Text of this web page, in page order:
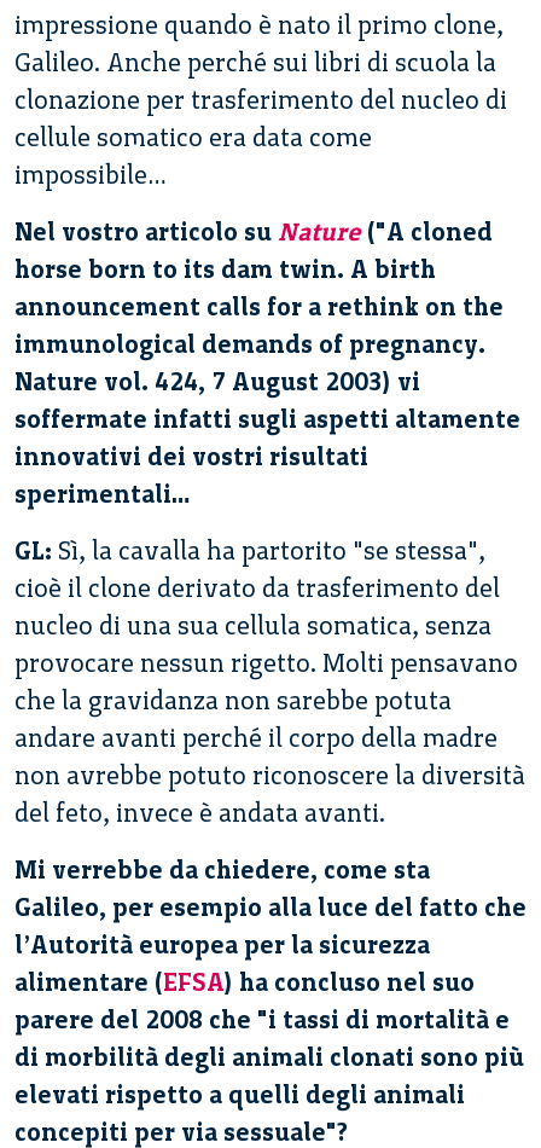
impressione quando è nato il primo clone,
Galileo. Anche perché sui libri di scuola la
clonazione per trasferimento del nucleo di
cellule somatico era data come
impossibile…
Nel vostro articolo su Nature("A cloned
horse born to its dam twin. A birth
announcement calls for a rethink on the
immunological demands of pregnancy.
Nature vol. 424, 7 August 2003) vi
soffermate infatti sugli aspetti altamente
innovativi dei vostri risultati
sperimentali…
GL: Sì, la cavalla ha partorito "se stessa",
cioè il clone derivato da trasferimento del
nucleo di una sua cellula somatica, senza
provocare nessun rigetto. Molti pensavano
che la gravidanza non sarebbe potuta
andare avanti perché il corpo della madre
non avrebbe potuto riconoscere la diversità
del feto, invece è andata avanti.
Mi verrebbe da chiedere, come sta
Galileo, per esempio alla luce del fatto che
l’Autorità europea per la sicurezza
alimentare (EFSA) ha concluso nel suo
parere del 2008 che "i tassi di mortalità e
di morbilità degli animali clonati sono più
elevati rispetto a quelli degli animali
concepiti per via sessuale"?